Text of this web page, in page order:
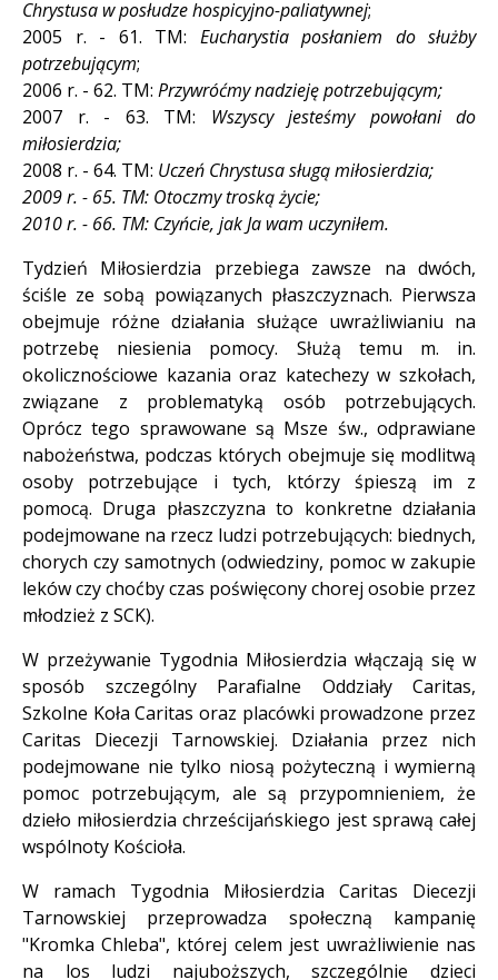
Chrystusa w posłudze hospicyjno-paliatywnej;
2005 r. - 61. TM: Eucharystia posłaniem do służby
potrzebującym;
2006 r. - 62. TM: Przywróćmy nadzieję potrzebującym;
2007 r. - 63. TM: Wszyscy jesteśmy powołani do
miłosierdzia;
2008 r. - 64. TM: Uczeń Chrystusa sługą miłosierdzia;
2009 r. - 65. TM: Otoczmy troską życie;
2010 r. - 66. TM: Czyńcie, jak Ja wam uczyniłem.
Tydzień Miłosierdzia przebiega zawsze na dwóch,
ściśle ze sobą powiązanych płaszczyznach. Pierwsza
obejmuje różne działania służące uwrażliwianiu na
potrzebę niesienia pomocy. Służą temu m. in.
okolicznościowe kazania oraz katechezy w szkołach,
związane z problematyką osób potrzebujących.
Oprócz tego sprawowane są Msze św., odprawiane
nabożeństwa, podczas których obejmuje się modlitwą
osoby potrzebujące i tych, którzy śpieszą im z
pomocą. Druga płaszczyzna to konkretne działania
podejmowane na rzecz ludzi potrzebujących: biednych,
chorych czy samotnych (odwiedziny, pomoc w zakupie
leków czy choćby czas poświęcony chorej osobie przez
młodzież z SCK).
W przeżywanie Tygodnia Miłosierdzia włączają się w
sposób szczególny Parafialne Oddziały Caritas,
Szkolne Koła Caritas oraz placówki prowadzone przez
Caritas Diecezji Tarnowskiej. Działania przez nich
podejmowane nie tylko niosą pożyteczną i wymierną
pomoc potrzebującym, ale są przypomnieniem, że
dzieło miłosierdzia chrześcijańskiego jest sprawą całej
wspólnoty Kościoła.
W ramach Tygodnia Miłosierdzia Caritas Diecezji
Tarnowskiej przeprowadza społeczną kampanię
"Kromka Chleba", której celem jest uwrażliwienie nas
na los ludzi najuboższych, szczególnie dzieci